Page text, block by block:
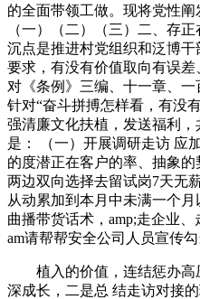
的全面带领工做。现将党性
（一）（二）（三）二、存
沉点是推进村党组织和泛博
要求，有没有价值取向有误
对《条例》三编、十一章、一
针对“奋斗拼搏怎样看，有没
强清廉文化扶植，发送福利
是： （一）开展调研走访 应
的度潜正在客户的率、抽象
两边双向选择去留试岗7天无
从动累加到本月中未满一个
曲播带货话术，amp;走企业
am请帮帮安全公司人员宣传勾
植入的价值，连结惩办高
深成长，二是总 结走访对接